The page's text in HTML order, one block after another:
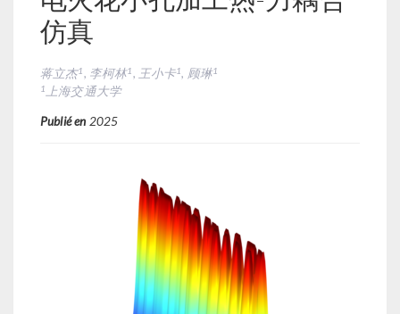
仿真
蒋立杰1, 李柯林1, 王小卡1, 顾琳1
1 上海交通大学
Publié en 2025